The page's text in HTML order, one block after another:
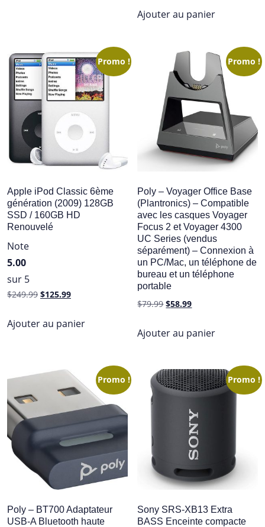
initial actuel
Ajouter au panier
Promo !
Apple iPod Classic 6ème
génération (2009) 128GB
SSD / 160GB HD
Renouvelé
Note
5.00
sur 5
$249.99 Le
initial
$125.99Le
actuel
Ajouter au panier
Promo !
Poly – Voyager Office Base
(Plantronics) – Compatible
avec les casques Voyager
Focus 2 et Voyager 4300
UC Series (vendus
séparément) – Connexion à
un PC/Mac, un téléphone de
bureau et un téléphone
portable
$79.99Le
initial
$58.99Le
actuel
Ajouter au panier
Promo !
Poly – BT700 Adaptateur
USB-A Bluetooth haute
Promo !
Sony SRS-XB13 Extra
BASS Enceinte compacte